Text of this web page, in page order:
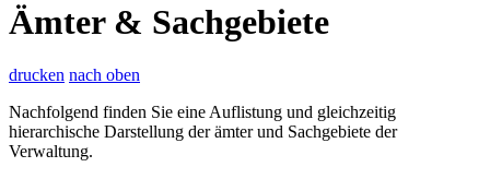
Ämter & Sachgebiete
drucken nach oben
Nachfolgend finden Sie eine Auflistung und gleichzeitig
hierarchische Darstellung der ämter und Sachgebiete der
Verwaltung.